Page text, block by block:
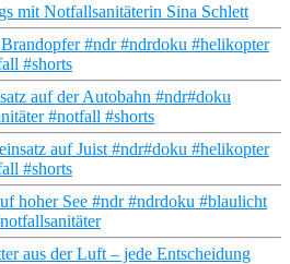
mit Notfallsanitäterin Sina Schlett
#ndr #ndrdoku #helikopter
#shorts
auf der Autobahn #ndr#doku
#notfall #shorts
auf Juist #ndr#doku #helikopter
#shorts
hoher See #ndr #ndrdoku #blaulicht
aus der Luft – jede Entscheidung